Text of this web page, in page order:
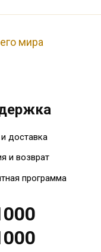
мира
доставка
и возврат
программа